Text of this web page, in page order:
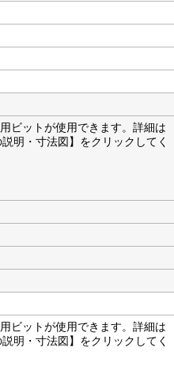
ビットが使用できます。詳細は
明・寸法図】をクリックしてく
ビットが使用できます。詳細は
明・寸法図】をクリックしてく